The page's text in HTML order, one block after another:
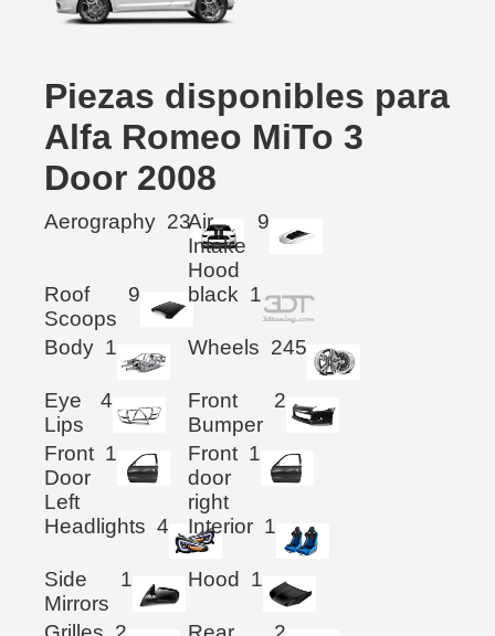
Piezas disponibles para
Alfa Romeo MiTo 3
Door 2008
Aerography 23Air
Intake
Hood
9
Roof
Scoops
9 black 1
Body 1 Wheels 245
Eye
Lips
4
Front
Bumper
2
Front
Door
Left
1
Front
door
right
1
Headlights 4 Interior 1
Side
Mirrors
1 Hood 1